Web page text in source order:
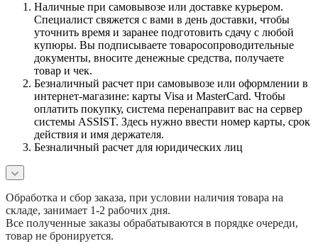
Наличные при самовывозе или доставке курьером.
Специалист свяжется с вами в день доставки, чтобы
уточнить время и заранее подготовить сдачу с любой
купюры. Вы подписываете товаросопроводительные
документы, вносите денежные средства, получаете
товар и чек.
Безналичный расчет при самовывозе или оформлении в
интернет-магазине: карты Visa и MasterCard. Чтобы
оплатить покупку, система перенаправит вас на сервер
системы ASSIST. Здесь нужно ввести номер карты, срок
действия и имя держателя.
Безналичный расчет для юридических лиц
Обработка и сбор заказа, при условии наличия товара на
складе, занимает 1-2 рабочих дня.
Все полученные заказы обрабатываются в порядке очереди,
товар не бронируется.